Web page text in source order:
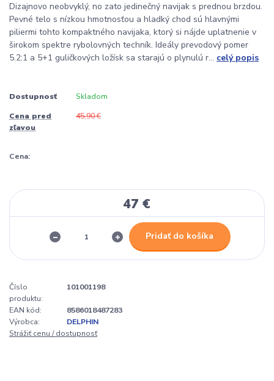
Dizajnovo neobvyklý, no zato jedinečný navijak s prednou brzdou.
Pevné telo s nízkou hmotnosťou a hladký chod sú hlavnými
piliermi tohto kompaktného navijaka, ktorý si nájde uplatnenie v
širokom spektre rybolovných techník. Ideály prevodový pomer
5.2:1 a 5+1 guličkových ložísk sa starajú o plynulú r... celý popis
Dostupnosť Skladom
Cena pred
zľavou
45,90 €
Cena:
47 €
Pridať do košíka
Číslo
produktu:
101001198
EAN kód:
8586018487283
Výrobca:
DELPHIN
Strážiť cenu / dostupnosť